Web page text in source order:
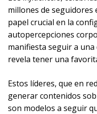
millones de
papel crucial en la
autopercepciones
manifiesta seguir a una
revela tener una
Estos líderes, que en
generar contenidos
son modelos a seguir